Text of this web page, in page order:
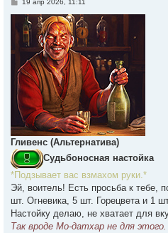
б
щ
е
19 апр 2026, 11:11
Гливенс (Альтернатива)
Судьбоносная настойка
*Подзывает вас взмахом руки.*
Эй, воитель! Есть просьба к тебе,
шт. Огневика, 5 шт. Горецвета и 1
Настойку делаю, не хватает для
Так вроде Мо-датхар не для